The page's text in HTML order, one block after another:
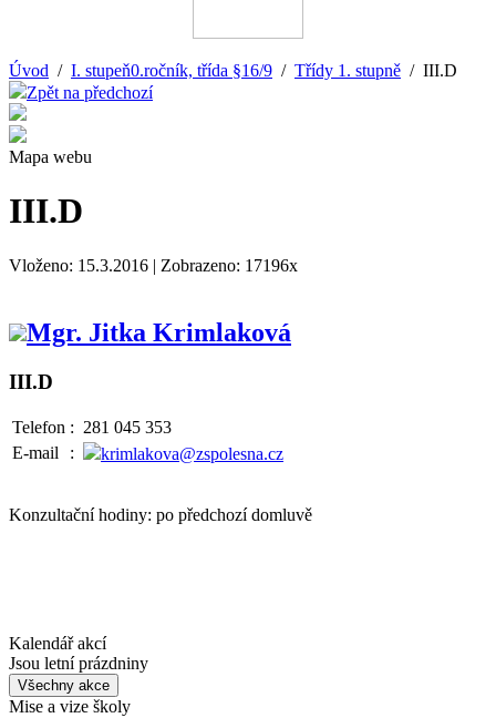
Úvod / I. stupeň0.ročník, třída §16/9 / Třídy 1. stupně / III.D
Zpět na předchozí
Mapa webu
III.D
Vloženo: 15.3.2016 | Zobrazeno: 17196x
Mgr. Jitka Krimlaková
III.D
Telefon : 281 045 353
E-mail
: krimlakova@zspolesna.cz
Konzultační hodiny: po předchozí domluvě
Kalendář akcí
Jsou letní prázdniny
Všechny akce
Mise a vize školy